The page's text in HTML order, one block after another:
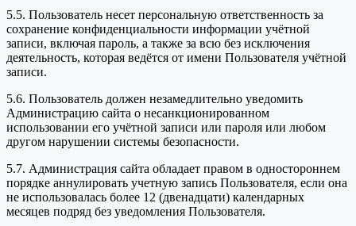
5.5. Пользователь несет персональную ответственность за
сохранение конфиденциальности информации учётной
записи, включая пароль, а также за всю без исключения
деятельность, которая ведётся от имени Пользователя учётной
записи.
5.6. Пользователь должен незамедлительно уведомить
Администрацию сайта о несанкционированном
использовании его учётной записи или пароля или любом
другом нарушении системы безопасности.
5.7. Администрация сайта обладает правом в одностороннем
порядке аннулировать учетную запись Пользователя, если она
не использовалась более 12 (двенадцати) календарных
месяцев подряд без уведомления Пользователя.